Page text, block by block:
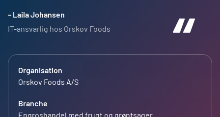
– Laila Johansen
IT-ansvarlig hos Orskov Foods
Organisation
Orskov Foods A/S
Branche
Engroshandel med frugt og grøntsager